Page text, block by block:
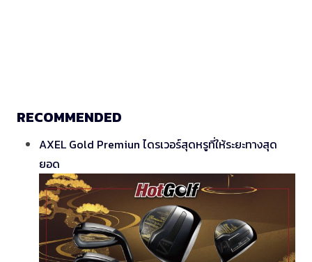
RECOMMENDED
AXEL Gold Premiun ไดรเวอร์สุดหรูที่ให้ระยะทางสุด
ยอด